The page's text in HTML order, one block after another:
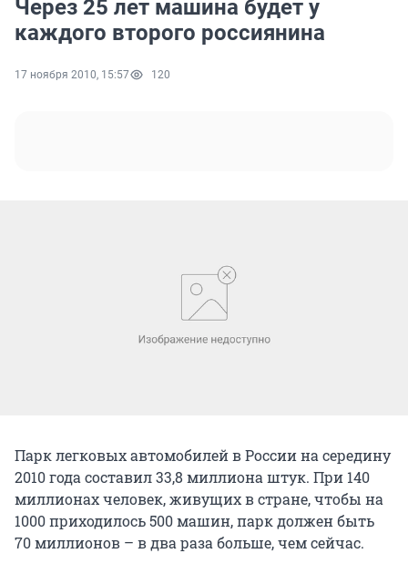
Через 25 лет машина будет у
каждого второго россиянина
17 ноября 2010, 15:57 120
Парк легковых автомобилей в России на середину
2010 года составил 33,8 миллиона штук. При 140
миллионах человек, живущих в стране, чтобы на
1000 приходилось 500 машин, парк должен быть
70 миллионов – в два раза больше, чем сейчас.